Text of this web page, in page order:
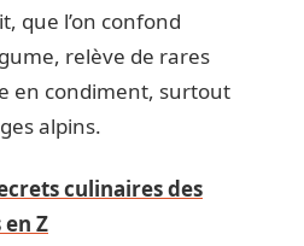
que l’on confond
relève de rares
en condiment, surtout
alpins.
culinaires des
Z